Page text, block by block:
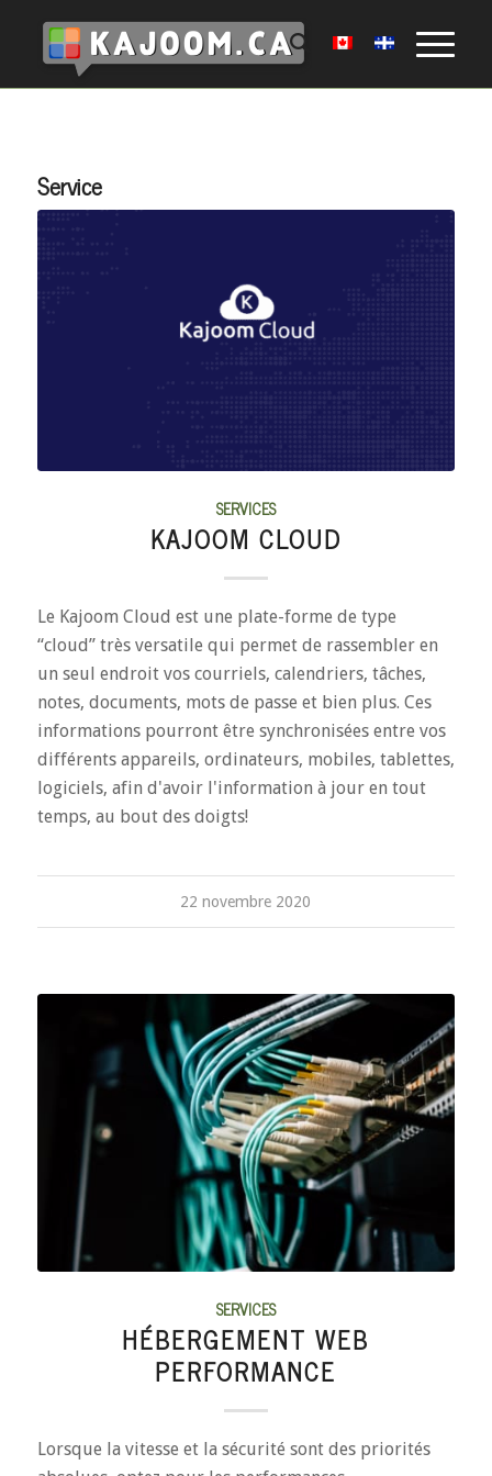
Service
SERVICES
KAJOOM CLOUD
Le Kajoom Cloud est une plate-forme de type
“cloud” très versatile qui permet de rassembler en
un seul endroit vos courriels, calendriers, tâches,
notes, documents, mots de passe et bien plus. Ces
informations pourront être synchronisées entre vos
différents appareils, ordinateurs, mobiles, tablettes,
logiciels, afin d'avoir l'information à jour en tout
temps, au bout des doigts!
22 novembre 2020
SERVICES
HÉBERGEMENT WEB
PERFORMANCE
Lorsque la vitesse et la sécurité sont des priorités